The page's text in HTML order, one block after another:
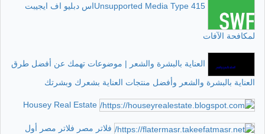
415 Unsupported Media Typeاس دبليو اف ايجيبت
لمكافحة الآفات
العناية بالبشرة والشعر | موضوعات تهمك عن أفضل طرق
العناية بالبشرة والشعر وأفضل منتجات العناية بشعرك وبشرتك
Housey Real Estate
فلاتر مصر فلاتر مصر أول